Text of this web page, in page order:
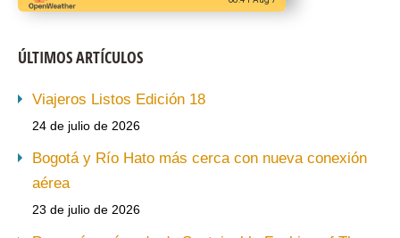
ÚLTIMOS ARTÍCULOS
Viajeros Listos Edición 18
24 de julio de 2026
Bogotá y Río Hato más cerca con nueva conexión
aérea
23 de julio de 2026